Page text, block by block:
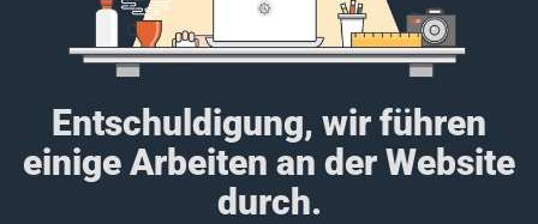
Entschuldigung, wir führen
einige Arbeiten an der Website
durch.